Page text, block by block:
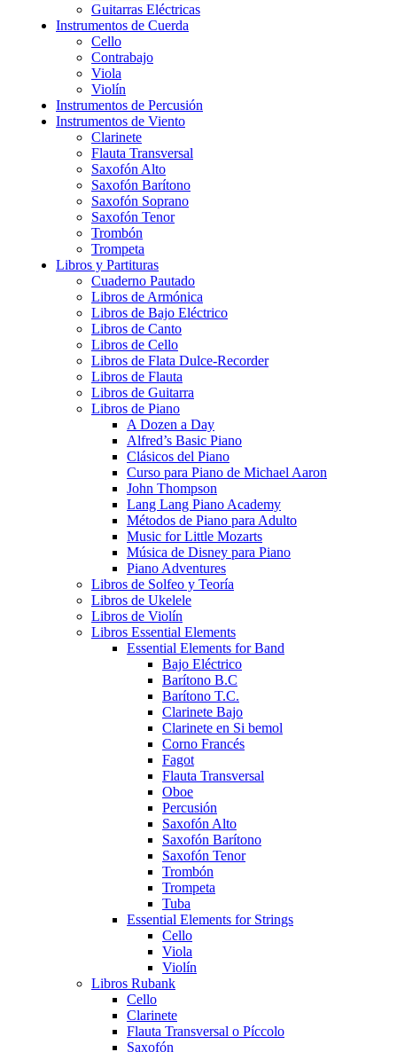
Guitarras Eléctricas
Instrumentos de Cuerda
Cello
Contrabajo
Viola
Violín
Instrumentos de Percusión
Instrumentos de Viento
Clarinete
Flauta Transversal
Saxofón Alto
Saxofón Barítono
Saxofón Soprano
Saxofón Tenor
Trombón
Trompeta
Libros y Partituras
Cuaderno Pautado
Libros de Armónica
Libros de Bajo Eléctrico
Libros de Canto
Libros de Cello
Libros de Flata Dulce-Recorder
Libros de Flauta
Libros de Guitarra
Libros de Piano
A Dozen a Day
Alfred’s Basic Piano
Clásicos del Piano
Curso para Piano de Michael Aaron
John Thompson
Lang Lang Piano Academy
Métodos de Piano para Adulto
Music for Little Mozarts
Música de Disney para Piano
Piano Adventures
Libros de Solfeo y Teoría
Libros de Ukelele
Libros de Violín
Libros Essential Elements
Essential Elements for Band
Bajo Eléctrico
Barítono B.C
Barítono T.C.
Clarinete Bajo
Clarinete en Si bemol
Corno Francés
Fagot
Flauta Transversal
Oboe
Percusión
Saxofón Alto
Saxofón Barítono
Saxofón Tenor
Trombón
Trompeta
Tuba
Essential Elements for Strings
Cello
Viola
Violín
Libros Rubank
Cello
Clarinete
Flauta Transversal o Píccolo
Saxofón